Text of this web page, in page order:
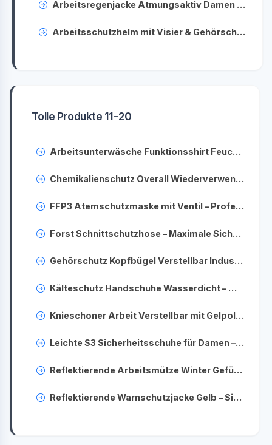
Arbeitsregenjacke Atmungsaktiv Damen Reflektierend – Wasserdichte Arbeitsjacke mit Sichtbarkeit
Arbeitsschutzhelm mit Visier & Gehörschutz – Komplettlösung für Kopf-Sicherheit
Tolle Produkte 11-20
Arbeitsunterwäsche Funktionsshirt Feuchtigkeitstransport – Komfort bei körperlicher Arbeit
Chemikalienschutz Overall Wiederverwendbar – Schutzausrüstung für Industrie & Handwerk
FFP3 Atemschutzmaske mit Ventil – Professioneller Schutz vor Feinstaub und Viren
Forst Schnittschutzhose – Maximale Sicherheit für die Waldarbeit
Gehörschutz Kopfbügel Verstellbar Industrie – Lärmschutz Kopfhörer EN352
Kälteschutz Handschuhe Wasserdicht – Winterarbeit Handschuhe für Profis
Knieschoner Arbeit Verstellbar mit Gelpolster – Profi Knieschutz für Handwerker
Leichte S3 Sicherheitsschuhe für Damen – Komfortabler Schutz am Arbeitsplatz
Reflektierende Arbeitsmütze Winter Gefüttert – Sichtbarer Kälteschutz auf der Baustelle
Reflektierende Warnschutzjacke Gelb – Sichtbarkeit & Sicherheit bei jedem Einsatz